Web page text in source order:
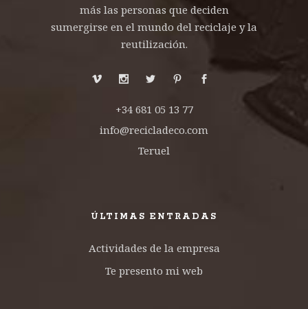
más las personas que deciden
sumergirse en el mundo del reciclaje y la
reutilización.
+34 681 05 13 77
info@recicladeco.com
Teruel
ÚLTIMAS ENTRADAS
Actividades de la empresa
Te presento mi web